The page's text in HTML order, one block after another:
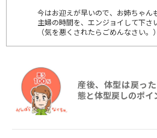
今はお迎えが早いので、お姉ちゃ
主婦の時間を、エンジョイして下さ
（気を悪くされたらごめんなさい。）
産後、体型は戻っ
態と体型戻しのポイ